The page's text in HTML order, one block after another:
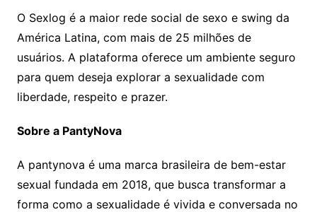
O Sexlog é a maior rede social de sexo e swing da
América Latina, com mais de 25 milhões de
usuários. A plataforma oferece um ambiente seguro
para quem deseja explorar a sexualidade com
liberdade, respeito e prazer.
Sobre a PantyNova
A pantynova é uma marca brasileira de bem-estar
sexual fundada em 2018, que busca transformar a
forma como a sexualidade é vivida e conversada no